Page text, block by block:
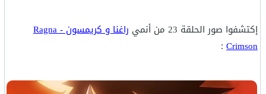
إكتشفوا صور الحلقة 23 من أنمي
راغنا و كريمسون - Ragna
Crimson
: